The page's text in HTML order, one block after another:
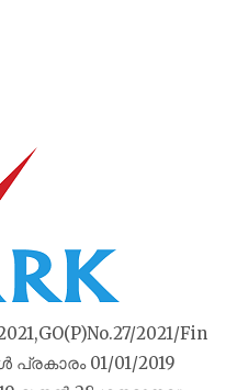
2021/Fin
01/01/2019